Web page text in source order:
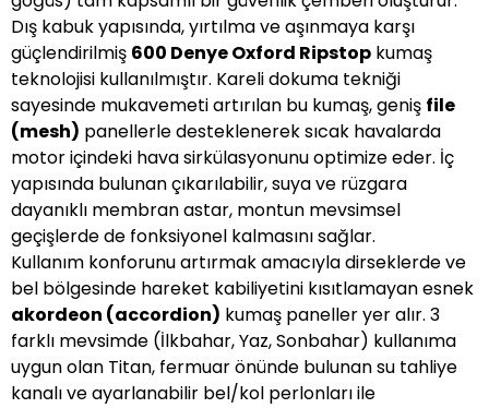
Dış kabuk yapısında, yırtılma ve aşınmaya karşı
güçlendirilmiş 600 Denye Oxford Ripstop kumaş
teknolojisi kullanılmıştır. Kareli dokuma tekniği
sayesinde mukavemeti artırılan bu kumaş, geniş file
(mesh) panellerle desteklenerek sıcak havalarda
motor içindeki hava sirkülasyonunu optimize eder. İç
yapısında bulunan çıkarılabilir, suya ve rüzgara
dayanıklı membran astar, montun mevsimsel
geçişlerde de fonksiyonel kalmasını sağlar.
Kullanım konforunu artırmak amacıyla dirseklerde ve
bel bölgesinde hareket kabiliyetini kısıtlamayan esnek
akordeon (accordion) kumaş paneller yer alır. 3
farklı mevsimde (İlkbahar, Yaz, Sonbahar) kullanıma
uygun olan Titan, fermuar önünde bulunan su tahliye
kanalı ve ayarlanabilir bel/kol perlonları ile